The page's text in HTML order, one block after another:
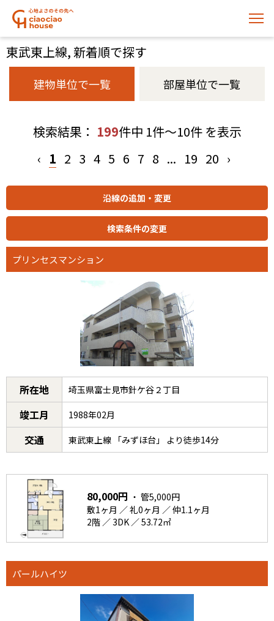
東武東上線, 新着順で探す
建物単位で一覧 部屋単位で一覧
検索結果： 199件中 1件～10件 を表示
‹ 1 2 3 4 5 6 7 8 ... 19 20 ›
プリンセスマンション
所在地 埼玉県富士見市針ケ谷２丁目
竣工月 1988年02月
交通 東武東上線 「みずほ台」 より徒歩14分
80,000円 ・ 管5,000円
敷1ヶ月 ／ 礼0ヶ月 ／ 仲1.1ヶ月
2階 ／ 3DK ／ 53.72㎡
パールハイツ